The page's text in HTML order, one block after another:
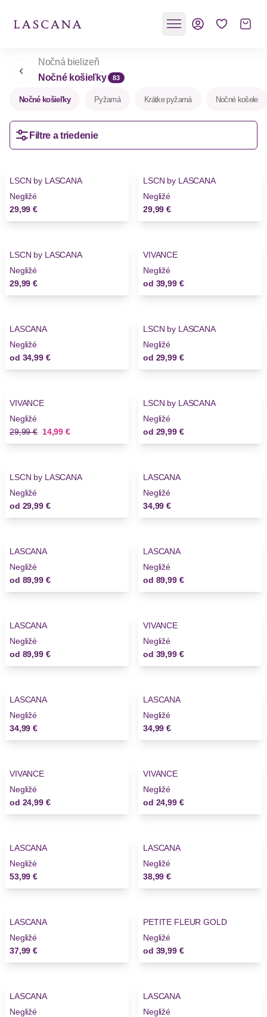
Nočná bielizeň
Nočné košieľky
83
Nočné košieľky Pyžamá Krátke pyžamá Nočné košele
Filtre a triedenie
Novinky
LSCN by LASCANA
Negližé
29,99 €
LSCN by LASCANA
Negližé
29,99 €
Novinky
LSCN by LASCANA
Negližé
29,99 €
VIVANCE
Negližé
od 39,99 €
LASCANA
Negližé
od 34,99 €
LSCN by LASCANA
Negližé
od 29,99 €
Novinky
VIVANCE
Negližé
Stará cena
29,99 € Nová cena
14,99 €
LSCN by LASCANA
Negližé
od 29,99 €
LSCN by LASCANA
Negližé
od 29,99 €
Novinky
LASCANA
Negližé
34,99 €
LASCANA
Negližé
od 89,99 €
LASCANA
Negližé
od 89,99 €
LASCANA
Negližé
od 89,99 €
VIVANCE
Negližé
od 39,99 €
Novinky
LASCANA
Negližé
34,99 €
Novinky
LASCANA
Negližé
34,99 €
VIVANCE
Negližé
od 24,99 €
VIVANCE
Negližé
od 24,99 €
LASCANA
Negližé
53,99 €
LASCANA
Negližé
38,99 €
Novinky
LASCANA
Negližé
37,99 €
PETITE FLEUR GOLD
Negližé
od 39,99 €
LASCANA
Negližé
LASCANA
Negližé